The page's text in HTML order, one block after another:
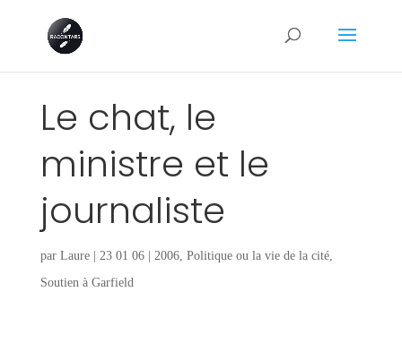
Le chat, le
ministre et le
journaliste
par Laure| 23 01 06| 2006, Politique ou la vie de la cité,
Soutien à Garfield